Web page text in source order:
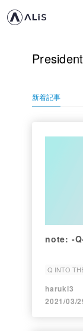
新着記事
note: -
Q INTO
Cabal
haruki3
2021/03/